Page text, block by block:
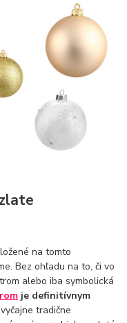
na tomto
Bez ohľadu na to, či vo
alebo iba symbolická
je definitívnym
tradične